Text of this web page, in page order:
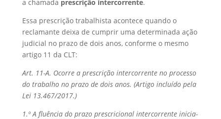
a chamada prescrição intercorrente.
Essa prescrição trabalhista acontece quando o
reclamante deixa de cumprir uma determinada ação
judicial no prazo de dois anos, conforme o mesmo
artigo 11 da CLT:
Art. 11-A. Ocorre a prescrição intercorrente no processo
do trabalho no prazo de dois anos. (Artigo incluído pela
Lei 13.467/2017.)
1.º A fluência do prazo prescricional intercorrente inicia-